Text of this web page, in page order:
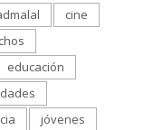
cine
educación
jóvenes